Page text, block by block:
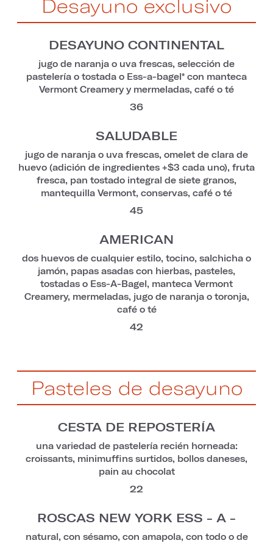
Desayuno exclusivo
DESAYUNO CONTINENTAL
jugo de naranja o uva frescas, selección de
pastelería o tostada o Ess-a-bagel* con manteca
Vermont Creamery y mermeladas, café o té
36
SALUDABLE
jugo de naranja o uva frescas, omelet de clara de
huevo (adición de ingredientes +$3 cada uno), fruta
fresca, pan tostado integral de siete granos,
mantequilla Vermont, conservas, café o té
45
AMERICAN
dos huevos de cualquier estilo, tocino, salchicha o
jamón, papas asadas con hierbas, pasteles,
tostadas o Ess-A-Bagel, manteca Vermont
Creamery, mermeladas, jugo de naranja o toronja,
café o té
42
Pasteles de desayuno
CESTA DE REPOSTERÍA
una variedad de pastelería recién horneada:
croissants, minimuffins surtidos, bollos daneses,
pain au chocolat
22
ROSCAS NEW YORK ESS - A -
natural, con sésamo, con amapola, con todo o de